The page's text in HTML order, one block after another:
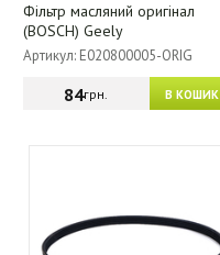
Фільтр масляний оригінал
(BOSCH) Geely
Артикул: E020800005-ORIG
В КОШИК
84грн.